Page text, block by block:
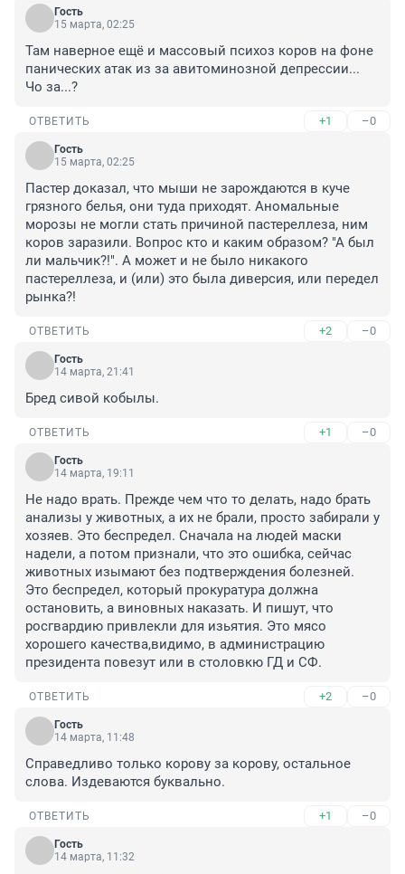
Гость
15 марта, 02:25
Там наверное ещё и массовый психоз коров на фоне
панических атак из за авитоминозной депрессии...
Чо за...?
ОТВЕТИТЬ +1 –0
Гость
15 марта, 02:25
Пастер доказал, что мыши не зарождаются в куче
грязного белья, они туда приходят. Аномальные
морозы не могли стать причиной пастереллеза, ним
коров заразили. Вопрос кто и каким образом? "А был
ли мальчик?!". А может и не было никакого
пастереллеза, и (или) это была диверсия, или передел
рынка?!
ОТВЕТИТЬ +2 –0
Гость
14 марта, 21:41
Бред сивой кобылы.
ОТВЕТИТЬ +1 –0
Гость
14 марта, 19:11
Не надо врать. Прежде чем что то делать, надо брать
анализы у животных, а их не брали, просто забирали у
хозяев. Это беспредел. Сначала на людей маски
надели, а потом признали, что это ошибка, сейчас
животных изымают без подтверждения болезней.
Это беспредел, который прокуратура должна
остановить, а виновных наказать. И пишут, что
росгвардию привлекли для изьятия. Это мясо
хорошего качества,видимо, в администрацию
президента повезут или в столовкю ГД и СФ.
ОТВЕТИТЬ +2 –0
Гость
14 марта, 11:48
Справедливо только корову за корову, остальное
слова. Издеваются буквально.
ОТВЕТИТЬ +1 –0
Гость
14 марта, 11:32